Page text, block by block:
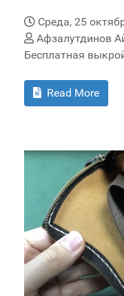
Среда, 25
Афзалутдинов
Бесплатная
Read More